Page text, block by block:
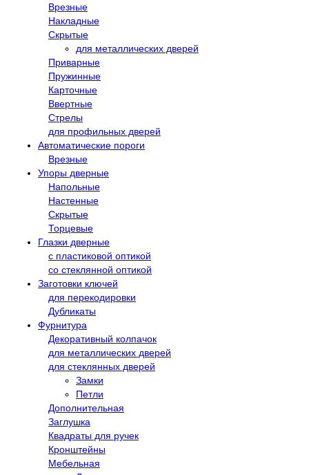
Врезные
Накладные
Скрытые
для металлических дверей
Приварные
Пружинные
Карточные
Ввертные
Стрелы
для профильных дверей
Автоматические пороги
Врезные
Упоры дверные
Напольные
Настенные
Скрытые
Торцевые
Глазки дверные
с пластиковой оптикой
со стеклянной оптикой
Заготовки ключей
для перекодировки
Дубликаты
Фурнитура
Декоративный колпачок
для металлических дверей
для стеклянных дверей
Замки
Петли
Дополнительная
Заглушка
Квадраты для ручек
Кронштейны
Мебельная